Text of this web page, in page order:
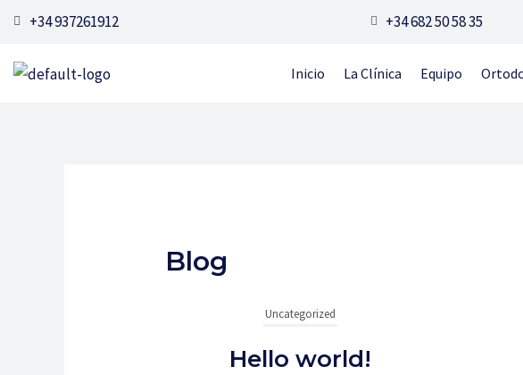
contenido
+34 937261912 +34 682 50 58 35
Inicio La Clínica Equipo
Blog
Uncategorized
Hello world!